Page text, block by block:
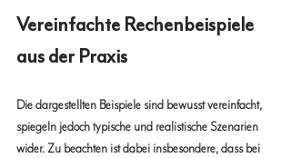
Vereinfachte Rechenbeispiele
aus der Praxis
Die dargestellten Beispiele sind bewusst vereinfacht,
spiegeln jedoch typische und realistische Szenarien
wider. Zu beachten ist dabei insbesondere, dass bei